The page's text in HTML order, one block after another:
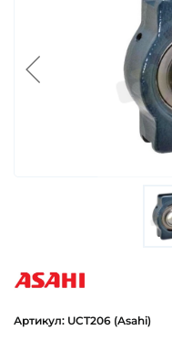
Артикул: UCT206 (Asahi)